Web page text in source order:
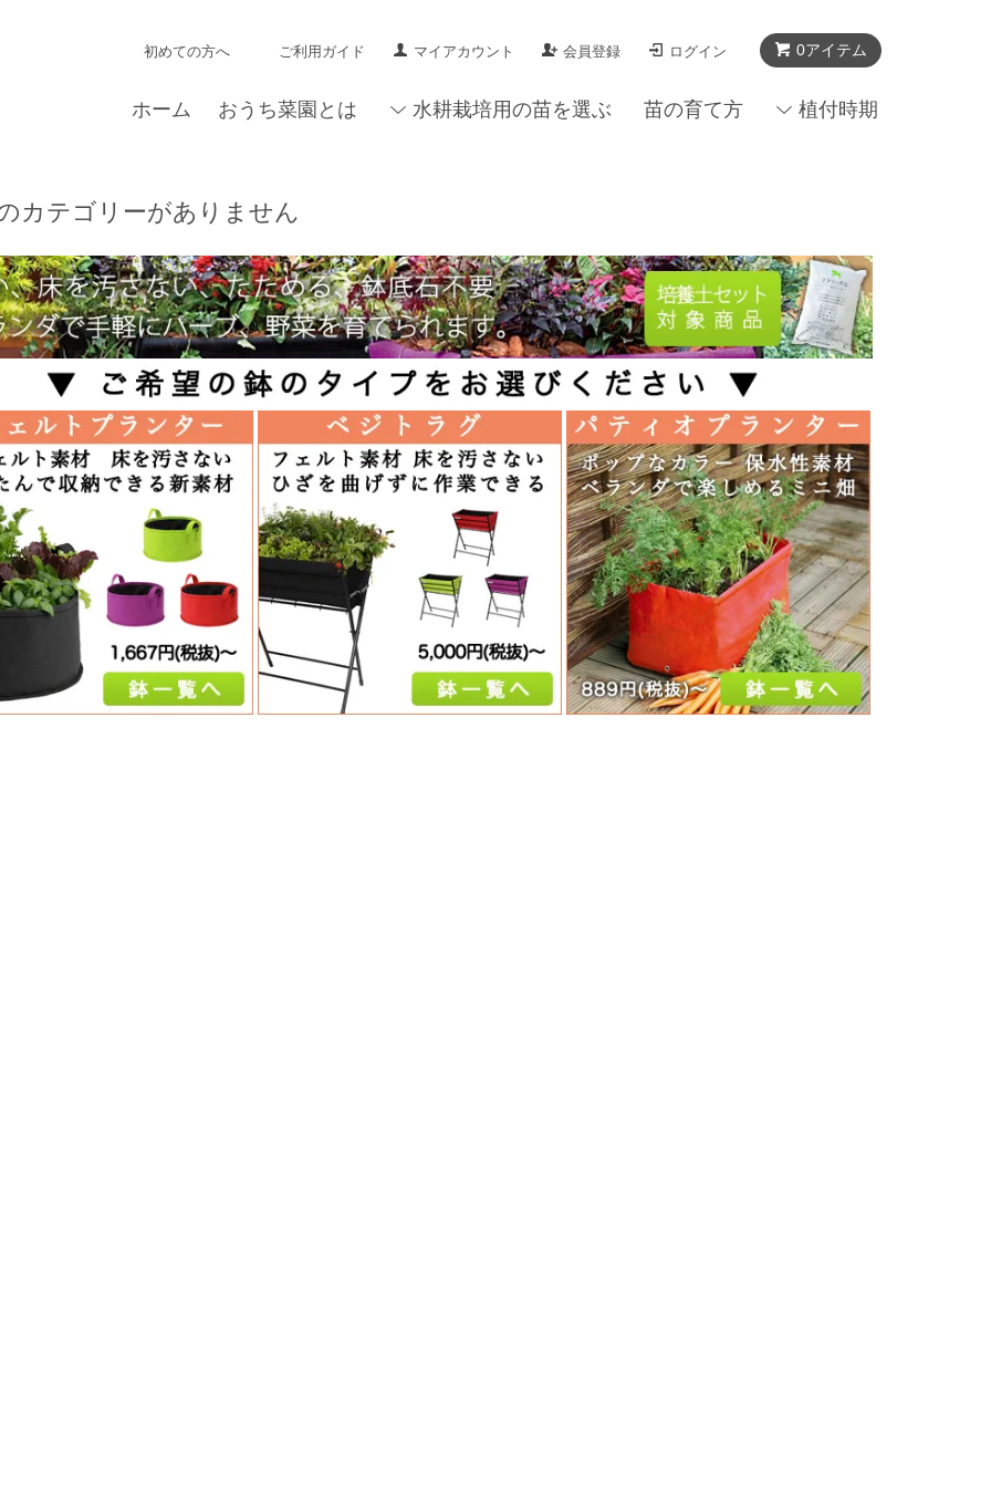
0アイテム
初めての方へ ご利用ガイド マイアカウント 会員登録 ログイン
ホーム おうち菜園とは 水耕栽培用の苗を選ぶ 苗の育て方 植付時期
カテゴリーがありません